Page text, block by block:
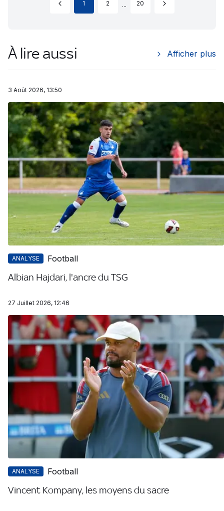
1 2 ... 20
À lire aussi Afficher plus
3 Août 2026, 13:50
ANALYSE Football
Albian Hajdari, l'ancre du TSG
27 Juillet 2026, 12:46
ANALYSE Football
Vincent Kompany, les moyens du sacre